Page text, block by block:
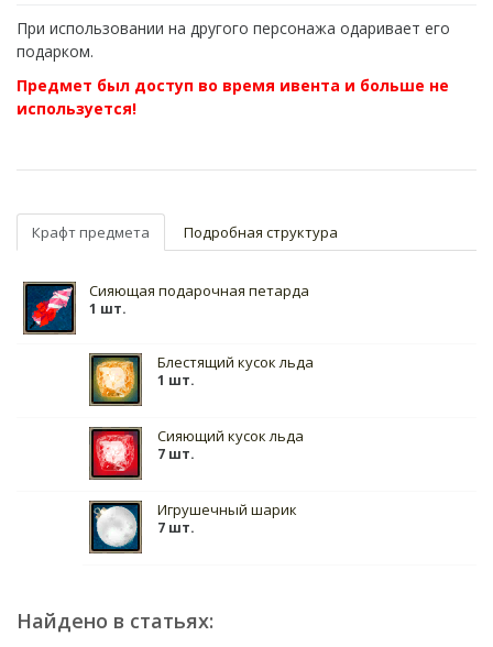
При использовании на другого персонажа одаривает его
подарком.
Предмет был доступ во время ивента и больше не
используется!
Крафт предмета Подробная структура
Сияющая подарочная петарда
1 шт.
Блестящий кусок льда
1 шт.
Сияющий кусок льда
7 шт.
Игрушечный шарик
7 шт.
Найдено в статьях: